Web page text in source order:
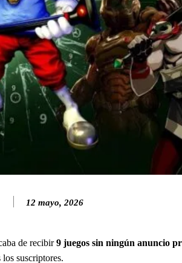
12 mayo, 2026
de recibir9 juegos sin ningún anuncio
suscriptores.